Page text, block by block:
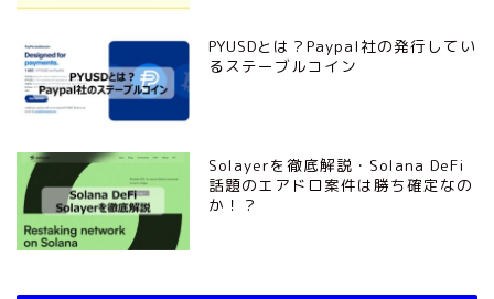
PYUSDとは？Paypal社の発行してい
るステーブルコイン
Solayerを徹底解説・Solana DeFi
話題のエアドロ案件は勝ち確定なの
か！？